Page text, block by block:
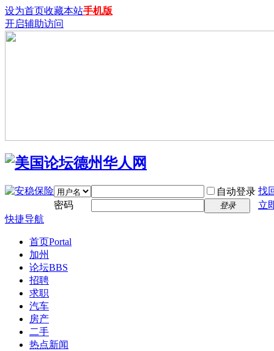
设为首页收藏本站手机版
开启辅助访问
自动登录 找
密码
登录
立
快捷导航
首页Portal
加州
论坛BBS
招聘
求职
汽车
房产
二手
热点新闻